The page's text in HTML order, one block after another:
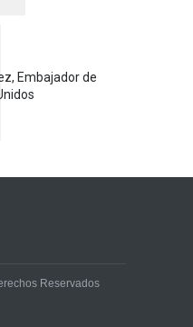
Embajador de
Reservados